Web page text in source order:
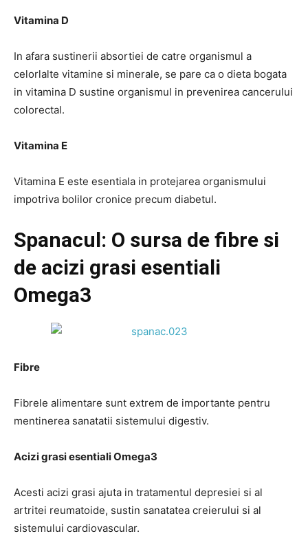
Vitamina D
In afara sustinerii absortiei de catre organismul a
celorlalte vitamine si minerale, se pare ca o dieta bogata
in vitamina D sustine organismul in prevenirea cancerului
colorectal.
Vitamina E
Vitamina E este esentiala in protejarea organismului
impotriva bolilor cronice precum diabetul.
Spanacul: O sursa de fibre si
de acizi grasi esentiali
Omega3
Fibre
Fibrele alimentare sunt extrem de importante pentru
mentinerea sanatatii sistemului digestiv.
Acizi grasi esentiali Omega3
Acesti acizi grasi ajuta in tratamentul depresiei si al
artritei reumatoide, sustin sanatatea creierului si al
sistemului cardiovascular.